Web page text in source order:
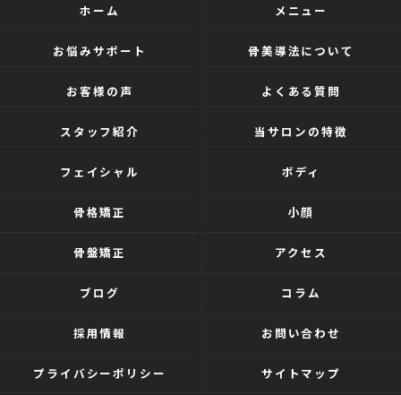
ホーム メニュー
お悩みサポート 骨美導法について
お客様の声 よくある質問
スタッフ紹介 当サロンの特徴
フェイシャル ボディ
骨格矯正 小顔
骨盤矯正 アクセス
ブログ コラム
採用情報 お問い合わせ
プライバシーポリシー サイトマップ